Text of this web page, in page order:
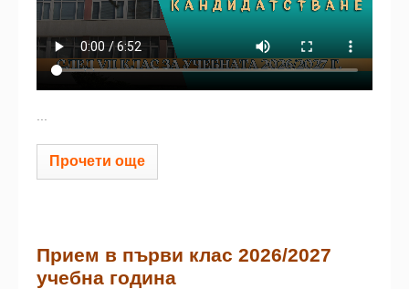
Прочети още
Прием в първи клас 2026/2027
учебна година